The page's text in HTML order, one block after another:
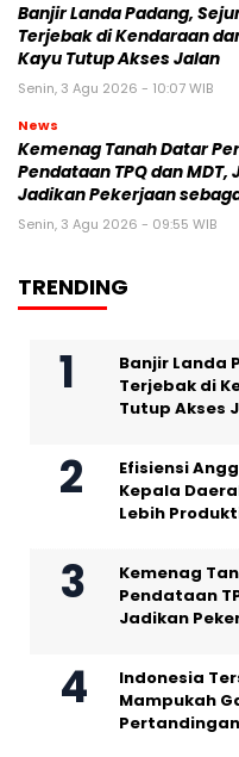
Banjir Landa Padang,
Terjebak di Kendaraan
Kayu Tutup Akses Jalan
Senin, 3 Agu 2026 - 10:07 WIB
News
Kemenag Tanah Datar
Pendataan TPQ dan MDT,
Jadikan Pekerjaan
Senin, 3 Agu 2026 - 09:55 WIB
TRENDING
Banjir Landa
Terjebak di
Tutup Akses
Efisiensi
Kepala
Lebih
Kemenag
Pendataan
Jadikan
Indonesia
Mampukah